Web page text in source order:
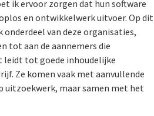
ik ervoor zorgen dat hun software
en ontwikkelwerk uitvoer. Op dit
van deze organisaties,
tot aan de aannemers die
leidt tot goede inhoudelijke
Ze komen vaak met aanvullende
uitzoekwerk, maar samen met het